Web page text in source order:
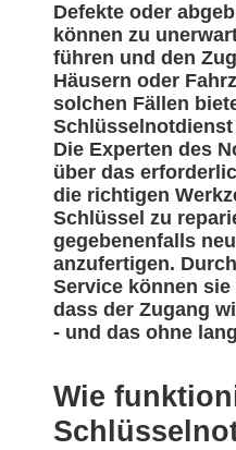
Defekte oder
können zu
führen und den
Häusern oder
solchen Fällen
Die Experten des
über das
die richtigen
Schlüssel zu
gegebenenfalls
anzufertigen.
Service können
dass der Zugang
- und das ohne
Wie